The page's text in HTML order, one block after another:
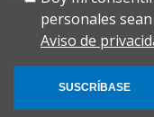
personales
Aviso de
SUSCRÍBASE